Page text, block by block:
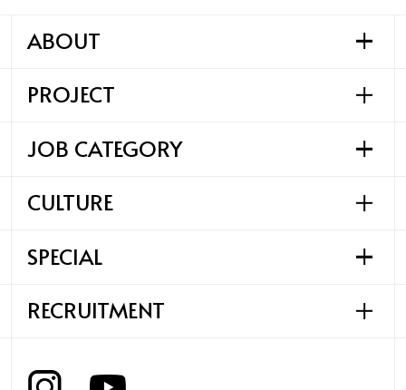
ABOUT
SAWAMURAの事業
SAWAMURAの哲学
PROJECT
SAWAMURAの実績
びわ湖テラス
リーフワークス様
JOB CATEGORY
SAWAMURAの仕事
施工管理職
法人設計職
CULTURE
働く環境
SPECIAL
SAWAMURAの考える
RECRUITMENT
採用情報